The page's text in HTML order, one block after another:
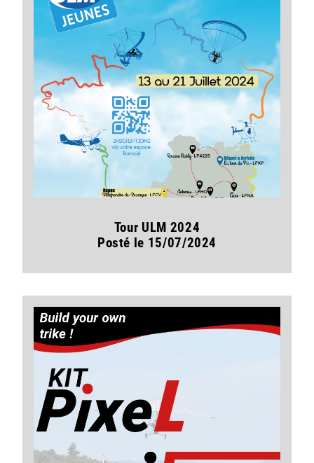
Tour ULM 2024
Posté le 15/07/2024